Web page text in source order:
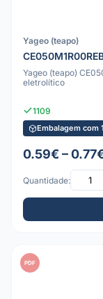
Yageo (teapo)
Yageo (teapo)
eletrolítico
1109
Embalagem com
0.59€ –
Quantidade:
PDF